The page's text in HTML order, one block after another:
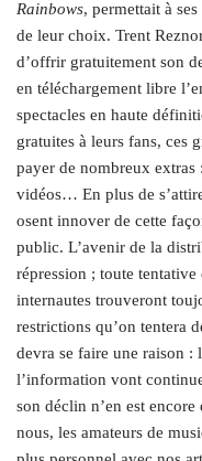
Rainbows, permettait à
de leur choix. Trent
d’offrir gratuitement son
en téléchargement libre
spectacles en haute
gratuites à leurs fans, ces
payer de nombreux
vidéos… En plus de
osent innover de cette
public. L’avenir de la
répression ; toute tentative
internautes trouveront
restrictions qu’on tentera
devra se faire une raison :
l’information vont
son déclin n’en est encore
nous, les amateurs de